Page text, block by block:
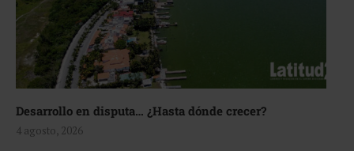
Desarrollo en disputa… ¿Hasta dónde crecer?
4 agosto, 2026